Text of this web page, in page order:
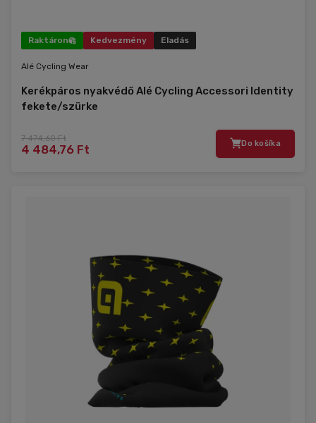
Raktáron Kedvezmény Eladás
Alé Cycling Wear
Kerékpáros nyakvédő Alé Cycling Accessori Identity
fekete/szürke
7 474,60 Ft
4 484,76 Ft Do košíka